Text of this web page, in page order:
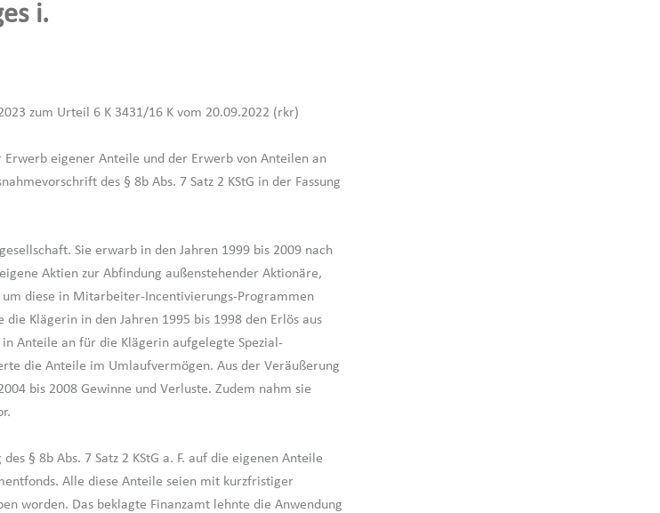
i.
zum Urteil 6 K 3431/16 K vom 20.09.2022 (rkr)
Erwerb eigener Anteile und der Erwerb von Anteilen an
des § 8b Abs. 7 Satz 2 KStG in der Fassung
Sie erwarb in den Jahren 1999 bis 2009 nach
Aktien zur Abfindung außenstehender Aktionäre,
diese in Mitarbeiter-Incentivierungs-Programmen
Klägerin in den Jahren 1995 bis 1998 den Erlös aus
Anteile an für die Klägerin aufgelegte Spezial-
die Anteile im Umlaufvermögen. Aus der Veräußerung
bis 2008 Gewinne und Verluste. Zudem nahm sie
§ 8b Abs. 7 Satz 2 KStG a. F. auf die eigenen Anteile
Alle diese Anteile seien mit kurzfristiger
worden. Das beklagte Finanzamt lehnte die Anwendung